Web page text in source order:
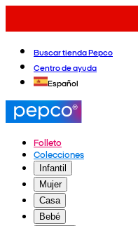
Buscar tienda Pepco
Centro de ayuda
Español
Folleto
Colecciones
Infantil
Mujer
Casa
Bebé